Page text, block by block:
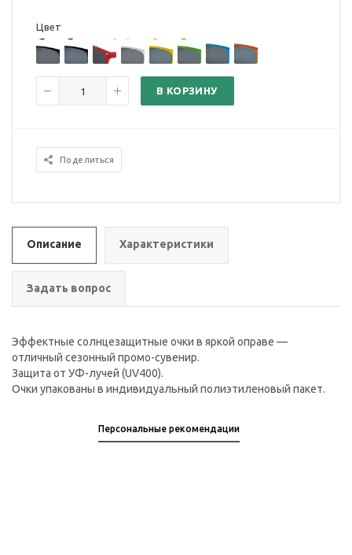
Цвет
В КОРЗИНУ
Поделиться
Описание Характеристики
Задать вопрос
Эффектные солнцезащитные очки в яркой оправе —
отличный сезонный промо-сувенир.
Защита от УФ-лучей (UV400).
Очки упакованы в индивидуальный полиэтиленовый пакет.
Персональные рекомендации